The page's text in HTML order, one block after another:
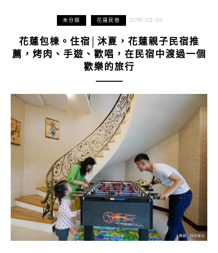
未分類 花蓮民宿 2019-03-05
花蓮包棟。住宿│沐夏，花蓮親子民宿推
薦，烤肉、手遊、歡唱，在民宿中渡過一個
歡樂的旅行